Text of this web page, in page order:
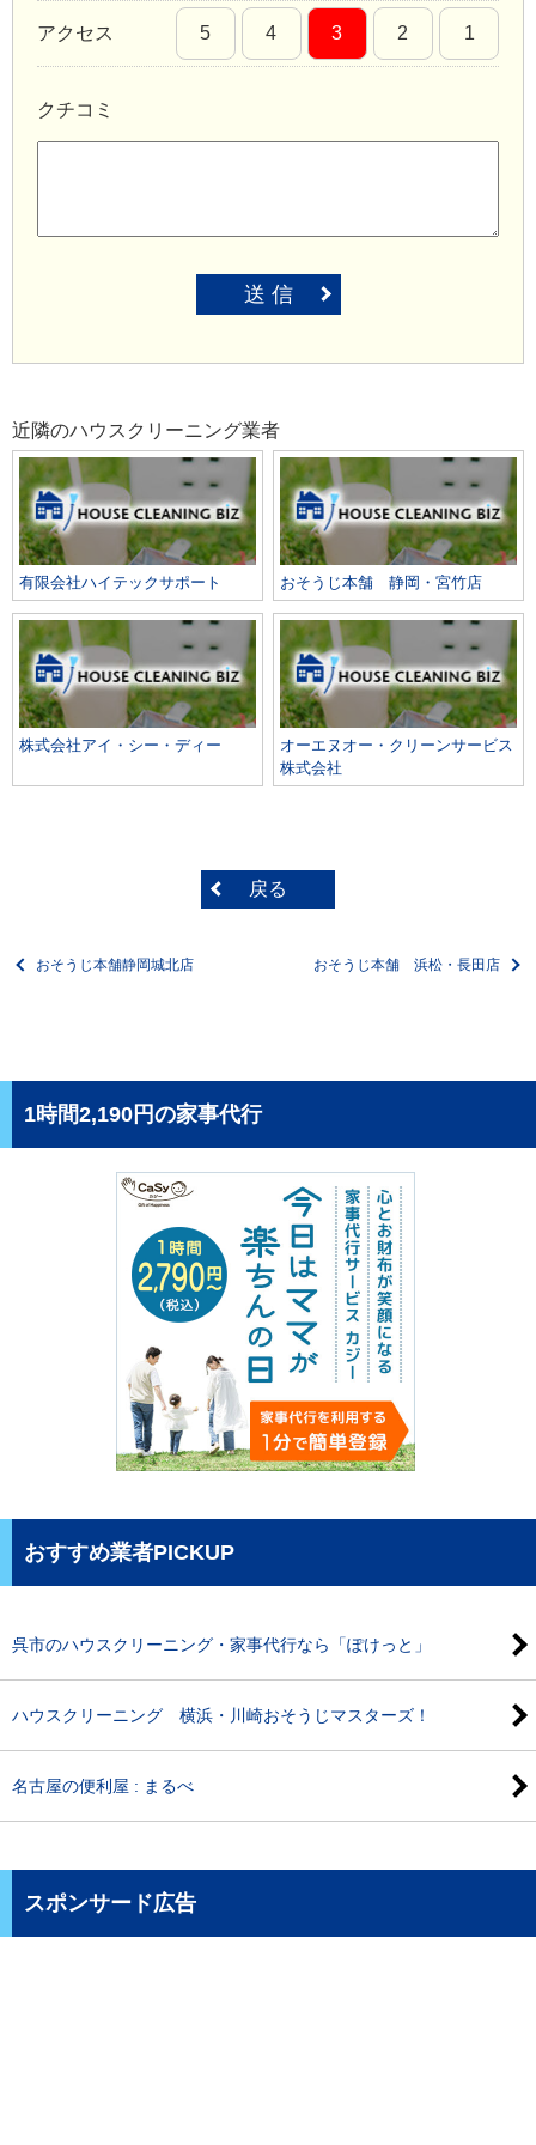
アクセス 5 4 3 2 1
クチコミ
送 信
近隣のハウスクリーニング業者
有限会社ハイテックサポート おそうじ本舗 静岡・宮竹店
株式会社アイ・シー・ディー
オーエヌオー・クリーンサービス
株式会社
戻る
おそうじ本舗静岡城北店 おそうじ本舗 浜松・長田店
1時間2,190円の家事代行
おすすめ業者PICKUP
呉市のハウスクリーニング・家事代行なら「ぽけっと」
ハウスクリーニング 横浜・川崎おそうじマスターズ！
名古屋の便利屋 : まるべ
スポンサード広告